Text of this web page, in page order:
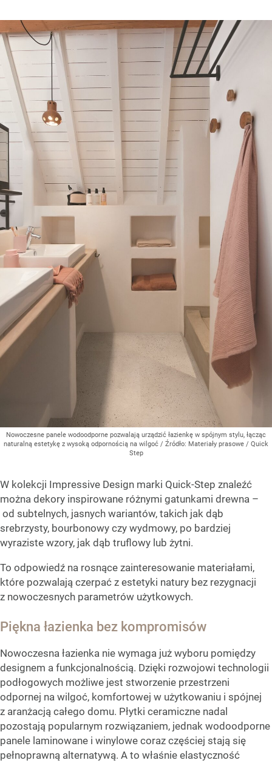
Nowoczesne panele wodoodporne pozwalają urządzić łazienkę w spójnym stylu, łącząc
naturalną estetykę z wysoką odpornością na wilgoć / Źródło: Materiały prasowe / Quick
Step
W kolekcji Impressive Design marki Quick-Step znaleźć
można dekory inspirowane różnymi gatunkami drewna –
od subtelnych, jasnych wariantów, takich jak dąb
srebrzysty, bourbonowy czy wydmowy, po bardziej
wyraziste wzory, jak dąb truflowy lub żytni.
To odpowiedź na rosnące zainteresowanie materiałami,
które pozwalają czerpać z estetyki natury bez rezygnacji
z nowoczesnych parametrów użytkowych.
Piękna łazienka bez kompromisów
Nowoczesna łazienka nie wymaga już wyboru pomiędzy
designem a funkcjonalnością. Dzięki rozwojowi technologii
podłogowych możliwe jest stworzenie przestrzeni
odpornej na wilgoć, komfortowej w użytkowaniu i spójnej
z aranżacją całego domu. Płytki ceramiczne nadal
pozostają popularnym rozwiązaniem, jednak wodoodporne
panele laminowane i winylowe coraz częściej stają się
pełnoprawną alternatywą. A to właśnie elastyczność